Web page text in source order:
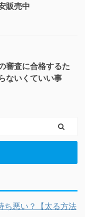
販売中
審査に合格するた
ないくていい事
ち悪い？【太る方法